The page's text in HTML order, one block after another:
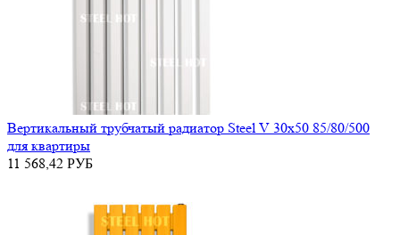
Вертикальный трубчатый радиатор Steel V 30х50 85/80/500
для квартиры
11 568,42 РУБ